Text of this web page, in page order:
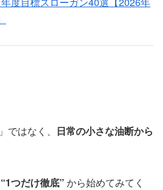
はなく、 日常の小さな油断から
“1つだけ徹底” から始めてみてく